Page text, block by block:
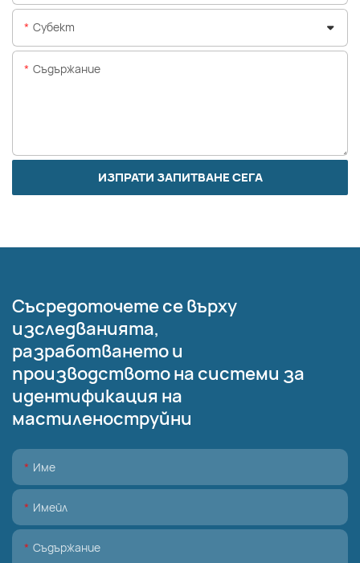
Субект
Съдържание
ИЗПРАТИ ЗАПИТВАНЕ СЕГА
Съсредоточете се върху
изследванията,
разработването и
производството на системи за
идентификация на
мастиленоструйни
Име
Имейл
Съдържание